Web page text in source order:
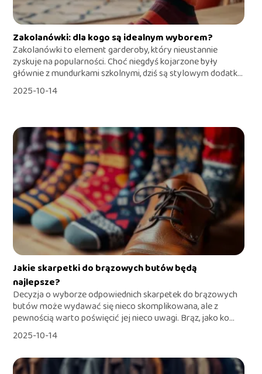
Zakolanówki: dla kogo są idealnym wyborem?
Zakolanówki to element garderoby, który nieustannie
zyskuje na popularności. Choć niegdyś kojarzone były
głównie z mundurkami szkolnymi, dziś są stylowym dodatk...
2025-10-14
Jakie skarpetki do brązowych butów będą
najlepsze?
Decyzja o wyborze odpowiednich skarpetek do brązowych
butów może wydawać się nieco skomplikowana, ale z
pewnością warto poświęcić jej nieco uwagi. Brąz, jako ko...
2025-10-14